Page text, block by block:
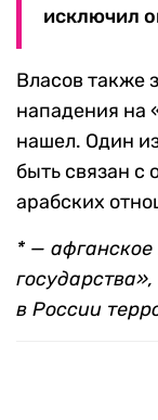
исключил
Власов также
нападения на
нашел. Один
быть связан с
арабских
* —
в России